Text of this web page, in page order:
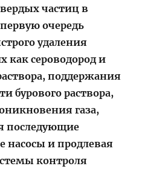
частиц в
очередь
удаления
как сероводород и
поддержания
бурового раствора,
газа,
последующие
насосы и продлевая
контроля